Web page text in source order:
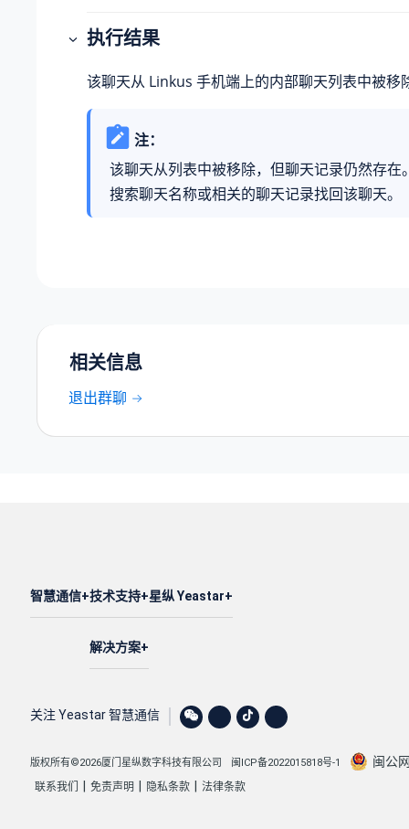
执行结果
该聊天从 Linkus 手机端上的内部聊天列表中被移
注：
该聊天从列表中被移除，但聊天记录仍然存在
搜索聊天名称或相关的聊天记录找回该聊天。
相关信息
退出群聊
智慧通信 技术支持
解决方案
星纵 Yeastar
关注 Yeastar 智慧通信
版权所有©2026厦门星纵数字科技有限公司 闽ICP备2022015818号-1 闽公
联系我们 免责声明 隐私条款 法律条款